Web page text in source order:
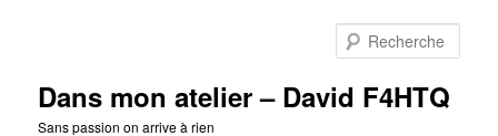
Dans mon atelier – David F4HTQ
Sans passion on arrive à rien